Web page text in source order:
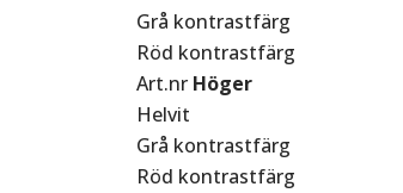
Grå kontrastfärg
Röd kontrastfärg
Art.nr Höger
Helvit
Grå kontrastfärg
Röd kontrastfärg